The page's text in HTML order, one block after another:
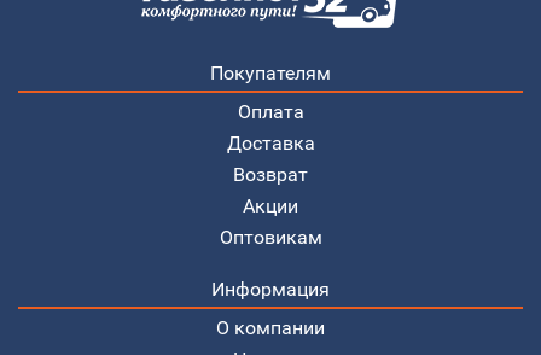
Покупателям
Оплата
Доставка
Возврат
Акции
Оптовикам
Информация
О компании